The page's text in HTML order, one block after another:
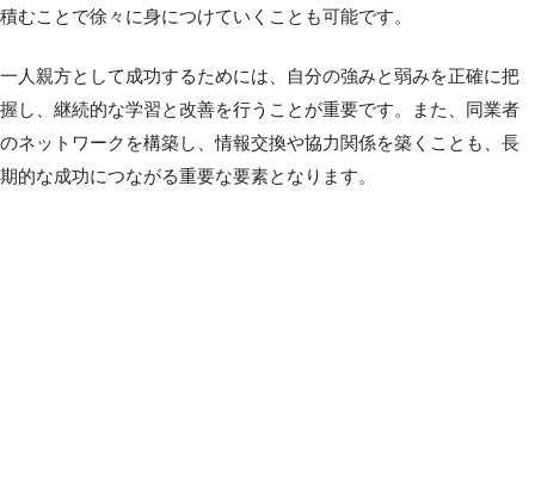
積むことで徐々に身につけていくことも可能です。
一人親方として成功するためには、自分の強みと弱みを正確に把
握し、継続的な学習と改善を行うことが重要です。また、同業者
のネットワークを構築し、情報交換や協力関係を築くことも、長
期的な成功につながる重要な要素となります。